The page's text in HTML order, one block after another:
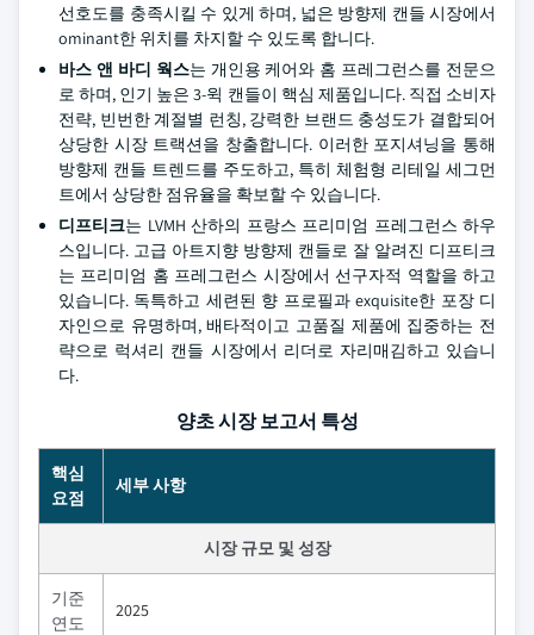
선호도를 충족시킬 수 있게 하며, 넓은 방향제 캔들 시장에서
ominant한 위치를 차지할 수 있도록 합니다.
바스 앤 바디 웍스는 개인용 케어와 홈 프레그런스를 전문으
로 하며, 인기 높은 3-윅 캔들이 핵심 제품입니다. 직접 소비자
전략, 빈번한 계절별 런칭, 강력한 브랜드 충성도가 결합되어
상당한 시장 트랙션을 창출합니다. 이러한 포지셔닝을 통해
방향제 캔들 트렌드를 주도하고, 특히 체험형 리테일 세그먼
트에서 상당한 점유율을 확보할 수 있습니다.
디프티크는 LVMH 산하의 프랑스 프리미엄 프레그런스 하우
스입니다. 고급 아트지향 방향제 캔들로 잘 알려진 디프티크
는 프리미엄 홈 프레그런스 시장에서 선구자적 역할을 하고
있습니다. 독특하고 세련된 향 프로필과 exquisite한 포장 디
자인으로 유명하며, 배타적이고 고품질 제품에 집중하는 전
략으로 럭셔리 캔들 시장에서 리더로 자리매김하고 있습니
다.
양초 시장 보고서 특성
핵심
요점
세부 사항
시장 규모 및 성장
기준
연도
2025